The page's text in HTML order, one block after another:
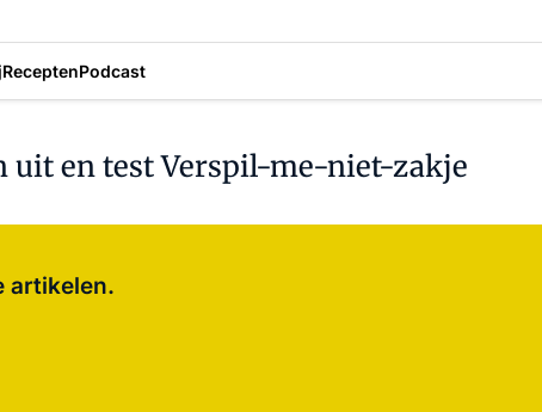
ReceptenPodcast
uit en test Verspil-me-niet-zakje
artikelen.